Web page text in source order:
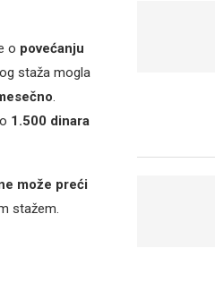
o povećanju
staža mogla
.
1.500 dinara
može preći
stažem.